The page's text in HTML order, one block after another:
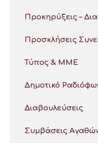
Προκηρύξεις –
Προσκλήσεις
Τύπος & ΜΜΕ
Δημοτικό
Διαβουλεύσεις
Συμβάσεις